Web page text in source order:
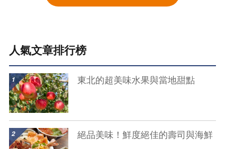
人氣文章排行榜
東北的超美味水果與當地甜點
show details
絕品美味！鮮度絕佳的壽司與海鮮
show details